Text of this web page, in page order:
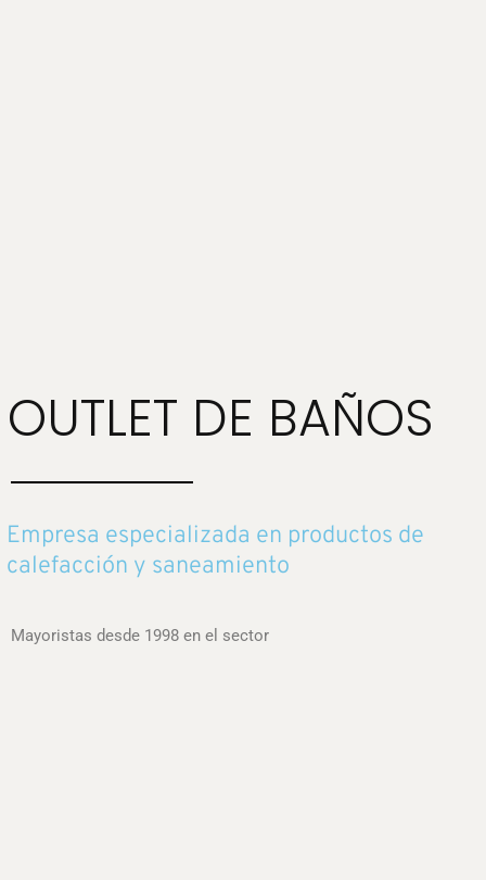
OUTLET DE BAÑOS
Empresa especializada en productos de
calefacción y saneamiento
Mayoristas desde 1998 en el sector